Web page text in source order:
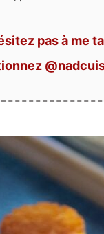
pas à me